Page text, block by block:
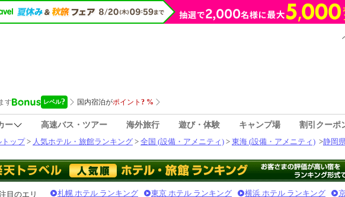
ー 高速バス・ツアー 海外旅行 遊び・体験 キャンプ場 割引クーポ
トップ> 人気ホテル・旅館ランキング > 全国 (設備・アメニティ) > 東海 (設備・アメニティ) >静岡
注目のエリ
札幌 ホテル ランキング 東京 ホテル ランキング 横浜 ホテル ランキング